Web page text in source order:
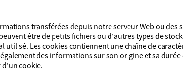
transférées depuis notre serveur Web ou
être de petits fichiers ou d'autres types de
utilisé. Les cookies contiennent une chaîne de
des informations sur son origine et sa
d'un cookie.